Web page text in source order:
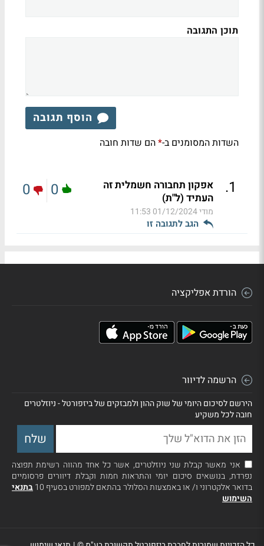
תוכן התגובה
הוסף תגובה
השדות המסומנים ב-*הם שדות חובה
1
.
אפקון תחבורה חשמלית זה
העתיד (ל"ת)
מודי01/12/2024 11:53
הגב לתגובה זו
0
0
הורדת אפליקציה
הרשמה לדיוור
הירשם לסיכום היומי של שוק ההון ולמבזקים של ביזפורטל - ניוזלטרים
חובה לכל משקיע
אני מאשר קבלת שני ניוזלטרים, אשר כל אחד מהווה רשימת תפוצה
נפרדת, בנושאים סיכום יומי והתראות חמות וקבלת דיוורים פרסומיים
בדואר אלקטרוני ו/ או באמצעות הסלולר בהתאם למפורט בסעיף 10
בתנאי
השימוש